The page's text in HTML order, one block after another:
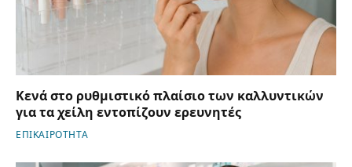
Κενά στο ρυθμιστικό πλαίσιο των καλλυντικών
για τα χείλη εντοπίζουν ερευνητές
ΕΠΙΚΑΙΡΟΤΗΤΑ